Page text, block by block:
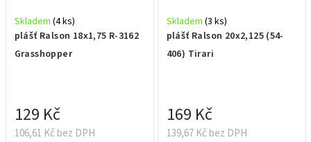
plášť Ralson 18x1,75 R-3162
Grasshopper
Skladem (4 ks)
106,61 Kč bez DPH
129 Kč
plášť Ralson 20x2,125 (54-
406) Tirari
Skladem (3 ks)
139,67 Kč bez DPH
169 Kč